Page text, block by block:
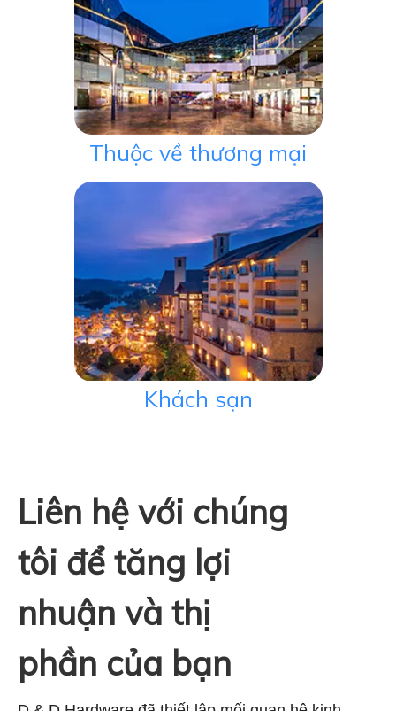
Thuộc về thương mại
Khách sạn
Liên hệ với chúng
tôi để tăng lợi
nhuận và thị
phần của bạn